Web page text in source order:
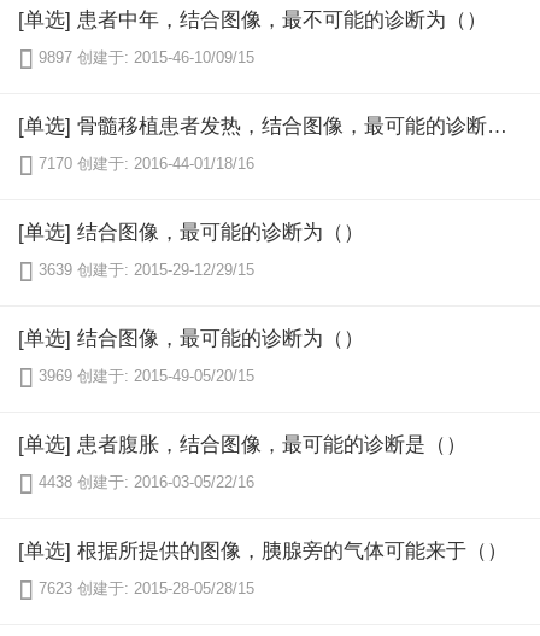
[单选] 患者中年，结合图像，最不可能的诊断为（）
 9897 创建于: 2015-46-10/09/15
[单选] 骨髓移植患者发热，结合图像，最可能的诊断为（）
 7170 创建于: 2016-44-01/18/16
[单选] 结合图像，最可能的诊断为（）
 3639 创建于: 2015-29-12/29/15
[单选] 结合图像，最可能的诊断为（）
 3969 创建于: 2015-49-05/20/15
[单选] 患者腹胀，结合图像，最可能的诊断是（）
 4438 创建于: 2016-03-05/22/16
[单选] 根据所提供的图像，胰腺旁的气体可能来于（）
 7623 创建于: 2015-28-05/28/15